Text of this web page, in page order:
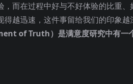
而在过程中好与不好体验的比重、
越迅速，这件事留给我们的印象越
of Truth）是满意度研究中有一